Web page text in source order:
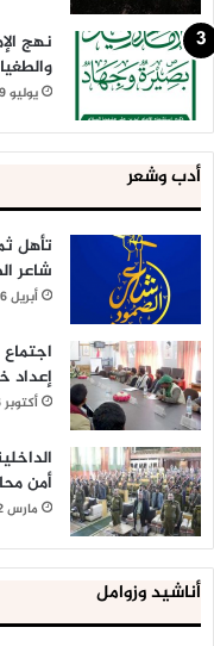
نهج
يوليو 9, 2026
أدب وشعر
تأهل
شاعر
أبريل 26, 2022
إعداد خطة
أكتوبر 26, 2021
أمن
مارس 2, 2021
أناشيد وزوامل